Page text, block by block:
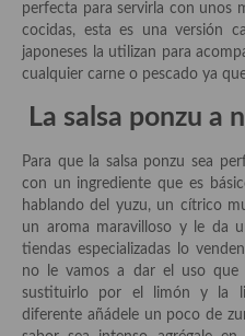
Viajes eno-gastro-turísticos
En El Candelero
Las opiniones de la «Cocinera»
Recetas
Acompañamientos
Airfryer recetas
Aderezos, salsas, vinagretas,
perfecta para servirla con unos
cocidas, esta es una versión
japoneses la utilizan para
cualquier carne o pescado ya
La salsa ponzu a
Para que la salsa ponzu sea
con un ingrediente que es
hablando del yuzu, un cítrico
un aroma maravilloso y le da
tiendas especializadas lo
no le vamos a dar el uso que
sustituirlo por el limón y la
diferente añádele un poco de